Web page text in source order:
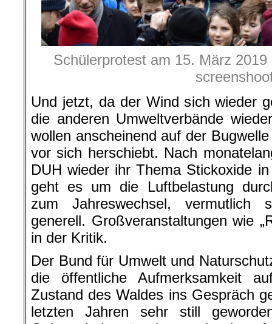
Schülerprotest am 15. März
Und jetzt, da der Wind sich wieder
die anderen Umweltverbände
wollen anscheinend auf der
vor sich herschiebt. Nach
DUH wieder ihr Thema Stickoxide
geht es um die Luftbelastung
zum Jahreswechsel, vermutlich
generell. Großveranstaltungen wie
in der Kritik.
Der Bund für Umwelt und
die öffentliche Aufmerksamkeit
Zustand des Waldes ins Gespräch
letzten Jahren sehr still